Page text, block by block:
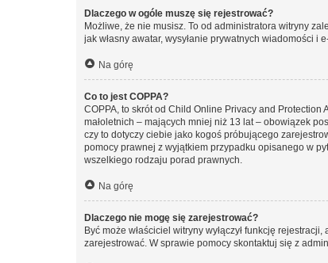
Dlaczego w ogóle muszę się rejestrować?
Możliwe, że nie musisz. To od administratora witryny
jak własny awatar, wysyłanie prywatnych wiadomości
Na górę
Co to jest COPPA?
COPPA, to skrót od Child Online Privacy and
małoletnich – mających mniej niż 13 lat – obowiązek
czy to dotyczy ciebie jako kogoś próbującego
pomocy prawnej z wyjątkiem przypadku opisanego w
wszelkiego rodzaju porad prawnych.
Na górę
Dlaczego nie mogę się zarejestrować?
Być może właściciel witryny wyłączył funkcję
zarejestrować. W sprawie pomocy skontaktuj się z